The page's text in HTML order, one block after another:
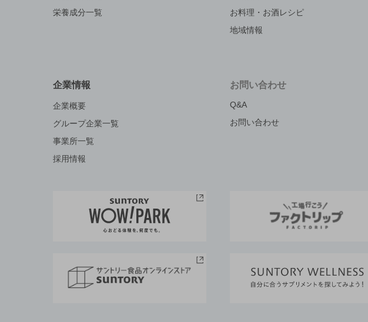
栄養成分一覧
お料理・お酒レシピ
地域情報
企業情報
企業概要
グループ企業一覧
事業所一覧
採用情報
お問い合わせ
Q&A
お問い合わせ